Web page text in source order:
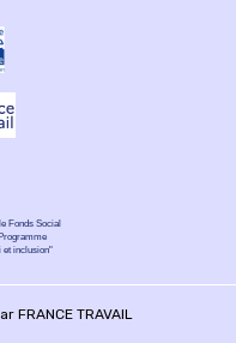
Fonds Social
et inclusion"
FRANCE TRAVAIL